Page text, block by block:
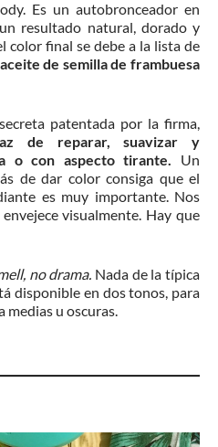
Es un autobronceador en
resultado natural, dorado y
color final se debe a la lista de
de semilla de frambuesa
patentada por la firma,
de reparar, suavizar y
o con aspecto tirante.
Un
de dar color consiga que el
es muy importante. Nos
visualmente. Hay que
no drama. Nada de la típica
disponible en dos tonos, para
medias u oscuras.